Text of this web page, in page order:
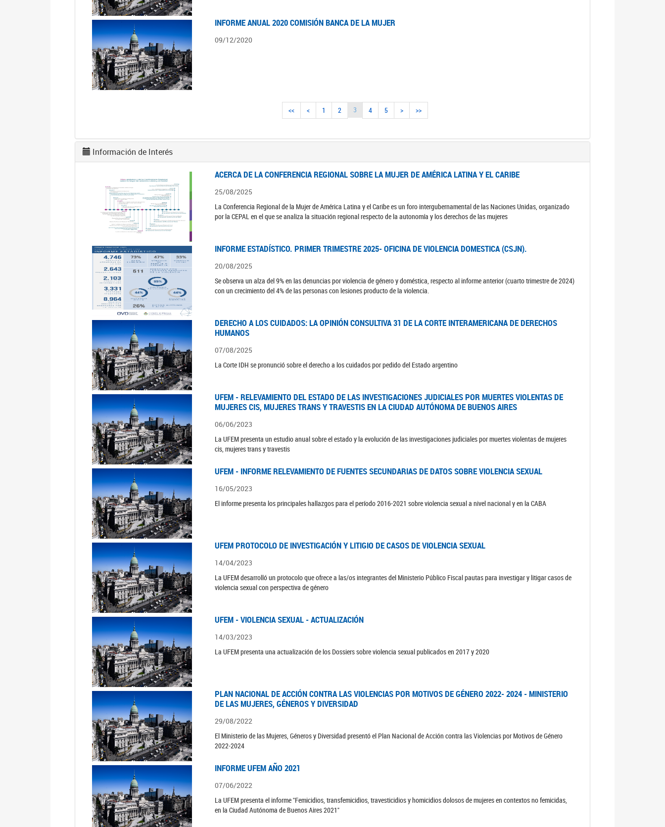
INFORME ANUAL 2020 COMISIÓN BANCA DE LA MUJER
09/12/2020
<< < 1 2 3 4 5 > >>
Información de Interés
ACERCA DE LA CONFERENCIA REGIONAL SOBRE LA MUJER DE AMÉRICA LATINA Y EL CARIBE
25/08/2025
La Conferencia Regional de la Mujer de América Latina y el Caribe es un foro intergubernamental de las Naciones Unidas, organizado
por la CEPAL en el que se analiza la situación regional respecto de la autonomía y los derechos de las mujeres
INFORME ESTADÍSTICO. PRIMER TRIMESTRE 2025- OFICINA DE VIOLENCIA DOMESTICA (CSJN).
20/08/2025
Se observa un alza del 9% en las denuncias por violencia de género y doméstica, respecto al informe anterior (cuarto trimestre de 2024)
con un crecimiento del 4% de las personas con lesiones producto de la violencia.
DERECHO A LOS CUIDADOS: LA OPINIÓN CONSULTIVA 31 DE LA CORTE INTERAMERICANA DE DERECHOS
HUMANOS
07/08/2025
La Corte IDH se pronunció sobre el derecho a los cuidados por pedido del Estado argentino
UFEM - RELEVAMIENTO DEL ESTADO DE LAS INVESTIGACIONES JUDICIALES POR MUERTES VIOLENTAS DE
MUJERES CIS, MUJERES TRANS Y TRAVESTIS EN LA CIUDAD AUTÓNOMA DE BUENOS AIRES
06/06/2023
La UFEM presenta un estudio anual sobre el estado y la evolución de las investigaciones judiciales por muertes violentas de mujeres
cis, mujeres trans y travestis
UFEM - INFORME RELEVAMIENTO DE FUENTES SECUNDARIAS DE DATOS SOBRE VIOLENCIA SEXUAL
16/05/2023
El informe presenta los principales hallazgos para el período 2016-2021 sobre violencia sexual a nivel nacional y en la CABA
UFEM PROTOCOLO DE INVESTIGACIÓN Y LITIGIO DE CASOS DE VIOLENCIA SEXUAL
14/04/2023
La UFEM desarrolló un protocolo que ofrece a las/os integrantes del Ministerio Público Fiscal pautas para investigar y litigar casos de
violencia sexual con perspectiva de género
UFEM - VIOLENCIA SEXUAL - ACTUALIZACIÓN
14/03/2023
La UFEM presenta una actualización de los Dossiers sobre violencia sexual publicados en 2017 y 2020
PLAN NACIONAL DE ACCIÓN CONTRA LAS VIOLENCIAS POR MOTIVOS DE GÉNERO 2022- 2024 - MINISTERIO
DE LAS MUJERES, GÉNEROS Y DIVERSIDAD
29/08/2022
El Ministerio de las Mujeres, Géneros y Diversidad presentó el Plan Nacional de Acción contra las Violencias por Motivos de Género
2022-2024
INFORME UFEM AÑO 2021
07/06/2022
La UFEM presenta el informe "Femicidios, transfemicidios, travesticidios y homicidios dolosos de mujeres en contextos no femicidas,
en la Ciudad Autónoma de Buenos Aires 2021"